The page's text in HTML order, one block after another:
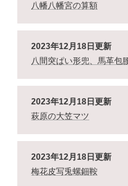
八幡八幡宮の算額
2023年12月18日更新
八間突ぱい形兜、馬革包
2023年12月18日更新
萩原の大笠マツ
2023年12月18日更新
梅花皮写兎螺鈿鞍